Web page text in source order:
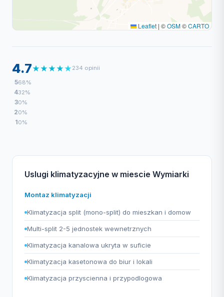
Leaflet | ©OSM©CARTO
4.7★★★★★ 234 opinii
568%
432%
30%
20%
10%
Uslugi klimatyzacyjne w miescie Wymiarki
Montaz klimatyzacji
Klimatyzacja split (mono-split) do mieszkan i domow
Multi-split 2-5 jednostek wewnetrznych
Klimatyzacja kanalowa ukryta w suficie
Klimatyzacja kasetonowa do biur i lokali
Klimatyzacja przyscienna i przypodlogowa